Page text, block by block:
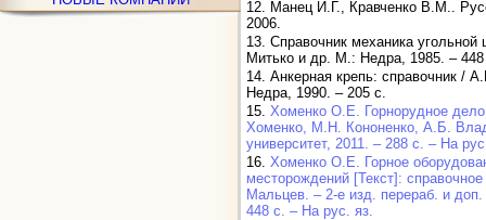
12. Манец И.Г., Кравченко В.М..
2006.
13. Справочник механика
Митько и др. М.: Недра, 1985. –
14. Анкерная крепь: справочник
Недра, 1990. – 205 с.
15. Хоменко О.Е. Горнорудное
Хоменко, М.Н. Кононенко, А.Б.
университет, 2011. – 288 с. – На
16. Хоменко О.Е. Горное
месторождений [Текст]:
Мальцев. – 2-е изд. перераб. и
448 с. – На рус. яз.